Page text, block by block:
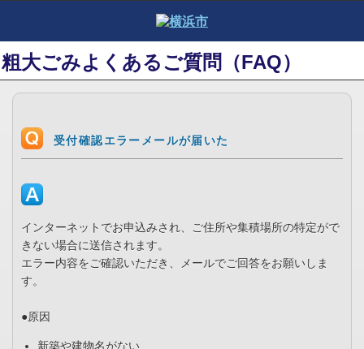
粗大ごみよくあるご質問（FAQ）
受付確認エラーメールが届いた
インターネットでお申込みされ、ご住所や集積場所の特定がで
きない場合に送信されます。
エラー内容をご確認いただき、メールでご回答をお願いしま
す。
●原因
新築や建物名がない